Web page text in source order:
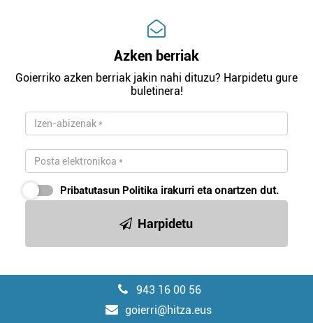
Azken berriak
Goierriko azken berriak jakin nahi dituzu? Harpidetu gure
buletinera!
Pribatutasun Politika irakurri eta onartzen dut.
Harpidetu
943 16 00 56
goierri@hitza.eus